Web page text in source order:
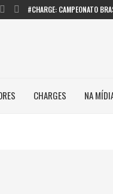
#CHARGE: CAMPEONATO
CHARGES NA